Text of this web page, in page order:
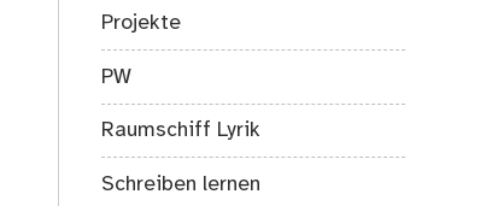
Projekte
PW
Raumschiff Lyrik
Schreiben lernen